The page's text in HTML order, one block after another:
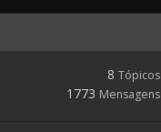
8 Tópicos
1773 Mensagens